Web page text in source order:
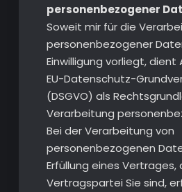
personenbezogener
Soweit mir für die
personenbezogener
Einwilligung vorliegt, dient
EU-Datenschutz-
(DSGVO) als
Verarbeitung
Bei der Verarbeitung von
personenbezogenen
Erfüllung eines Vertrages,
Vertragspartei Sie sind,